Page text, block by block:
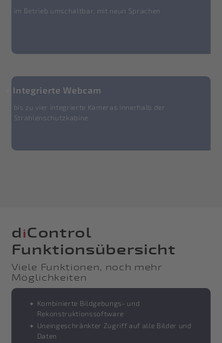
im Betrieb umschaltbar, mit neun Sprachen
Integrierte Webcam
bis zu vier integrierte Kameras innerhalb der
Strahlenschutzkabine
diControl
Funktionsübersicht
Viele Funktionen, noch mehr
Möglichkeiten
Kombinierte Bildgebungs- und
Rekonstruktionssoftware
Uneingeschränkter Zugriff auf alle Bilder und
Daten